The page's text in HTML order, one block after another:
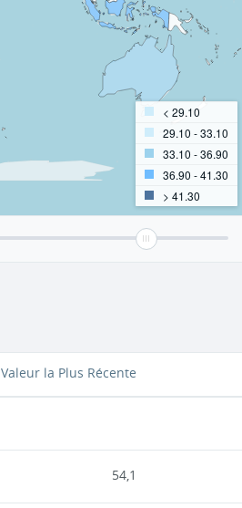
< 29.10
29.10 - 33.10
33.10 - 36.90
36.90 - 41.30
> 41.30
Valeur la Plus Récente
54,1